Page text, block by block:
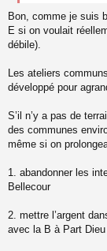
Bon, comme je suis
E si on voulait
débile).
Les ateliers
développé pour
S’il n’y a pas de
des communes
même si on
1. abandonner les
Bellecour
2. mettre l’argent
avec la B à Part Dieu